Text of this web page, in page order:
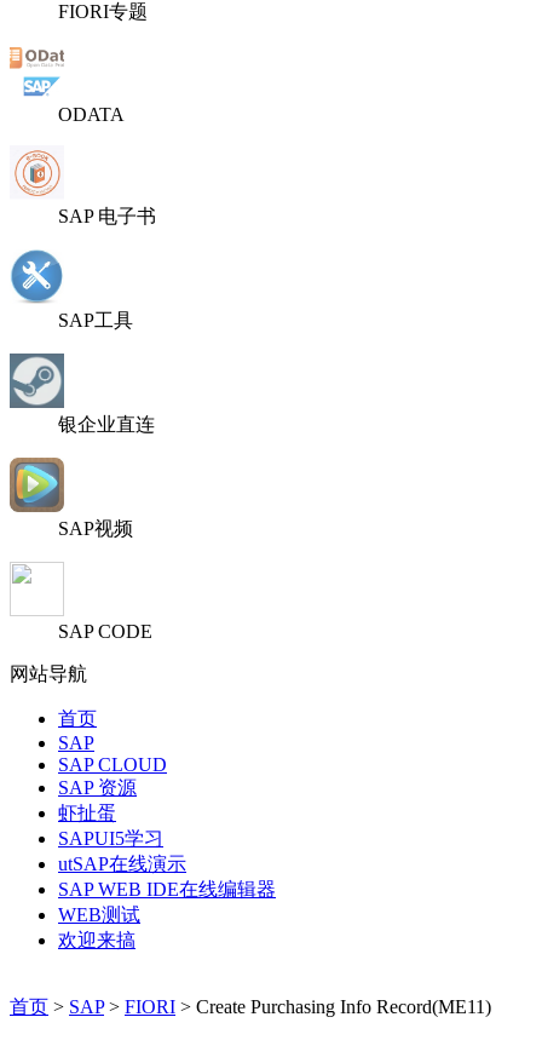
FIORI专题
ODATA
SAP 电子书
SAP工具
银企业直连
SAP视频
SAP CODE
网站导航
首页
SAP
SAP CLOUD
SAP 资源
虾扯蛋
SAPUI5学习
utSAP在线演示
SAP WEB IDE在线编辑器
WEB测试
欢迎来搞
首页 > SAP> FIORI > Create Purchasing Info Record(ME11)